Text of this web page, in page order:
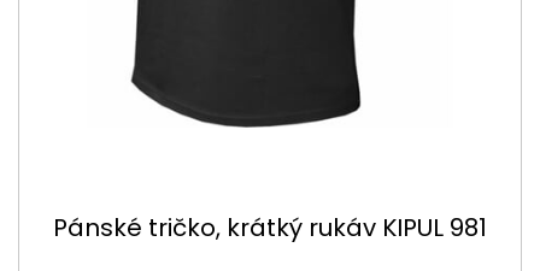
Pánské tričko, krátký rukáv KIPUL 981